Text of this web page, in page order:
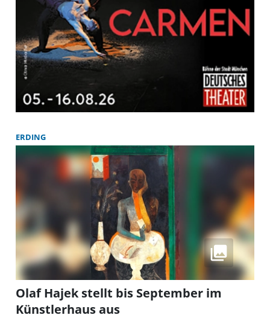
ERDING
Olaf Hajek stellt bis September im
Künstlerhaus aus